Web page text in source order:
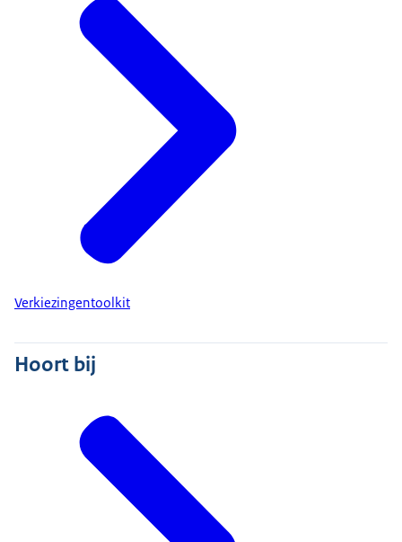
Verkiezingentoolkit
Hoort bij